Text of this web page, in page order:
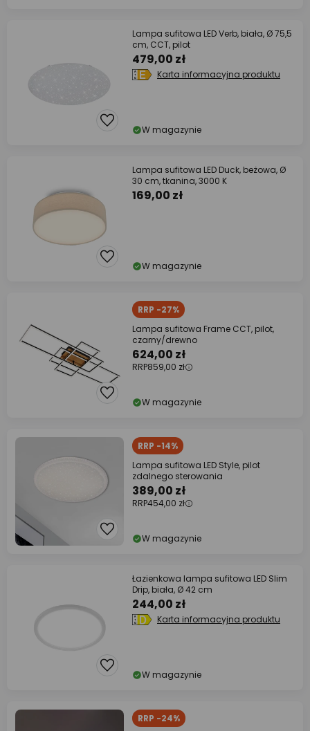
Lampa sufitowa LED Verb, biała, Ø 75,5
cm, CCT, pilot
479,00 zł
Karta informacyjna produktu
W magazynie
Lampa sufitowa LED Duck, beżowa, Ø
30 cm, tkanina, 3000 K
169,00 zł
W magazynie
RRP -27%
Lampa sufitowa Frame CCT, pilot,
czarny/drewno
624,00 zł
RRP859,00 zł
W magazynie
RRP -14%
Lampa sufitowa LED Style, pilot
zdalnego sterowania
389,00 zł
RRP454,00 zł
W magazynie
Łazienkowa lampa sufitowa LED Slim
Drip, biała, Ø 42 cm
244,00 zł
Karta informacyjna produktu
W magazynie
RRP -24%